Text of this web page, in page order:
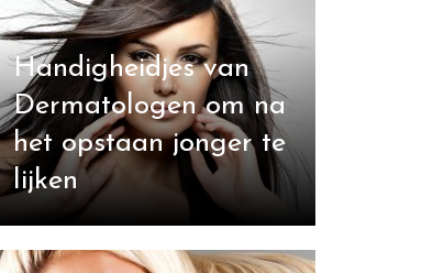
Handigheidjes van
Dermatologen om na
het opstaan jonger te
lijken